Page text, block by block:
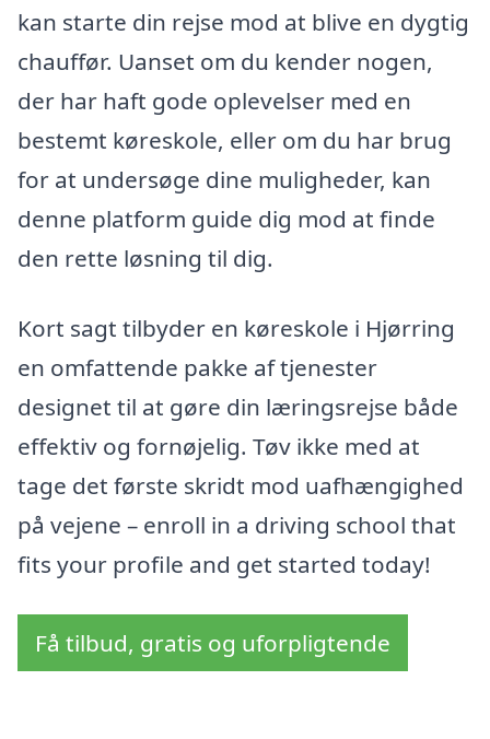
kan starte din rejse mod at blive en dygtig
chauffør. Uanset om du kender nogen,
der har haft gode oplevelser med en
bestemt køreskole, eller om du har brug
for at undersøge dine muligheder, kan
denne platform guide dig mod at finde
den rette løsning til dig.
Kort sagt tilbyder en køreskole i Hjørring
en omfattende pakke af tjenester
designet til at gøre din læringsrejse både
effektiv og fornøjelig. Tøv ikke med at
tage det første skridt mod uafhængighed
på vejene – enroll in a driving school that
fits your profile and get started today!
Få tilbud, gratis og uforpligtende